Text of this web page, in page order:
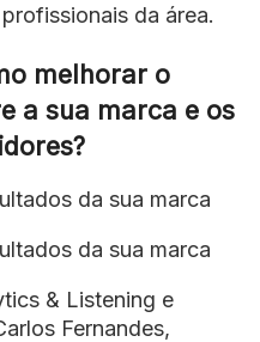
da área.
melhorar o
a sua marca e os
da sua marca
da sua marca
& Listening e
Fernandes,